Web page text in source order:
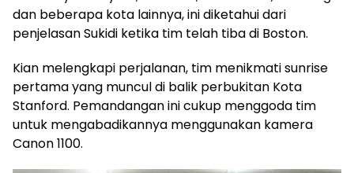
dan beberapa kota lainnya, ini diketahui dari
penjelasan Sukidi ketika tim telah tiba di Boston.
Kian melengkapi perjalanan, tim menikmati sunrise
pertama yang muncul di balik perbukitan Kota
Stanford. Pemandangan ini cukup menggoda tim
untuk mengabadikannya menggunakan kamera
Canon 1100.